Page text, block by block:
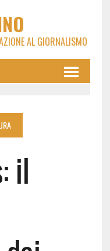
AL GIORNALISMO
il